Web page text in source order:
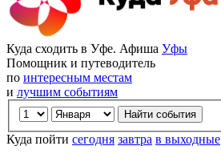
Куда сходить в Уфе. Афиша Уфы
Помощник и путеводитель
по интересным местам
и лучшим событиям
Куда пойти сегодня завтра в выходные